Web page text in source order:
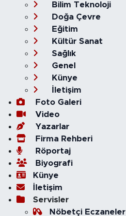
Bilim Teknoloji
Doğa Çevre
Eğitim
Kültür Sanat
Sağlık
Genel
Künye
İletişim
Foto Galeri
Video
Yazarlar
Firma Rehberi
Röportaj
Biyografi
Künye
İletişim
Servisler
Nöbetçi Eczaneler